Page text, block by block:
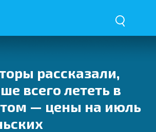
рассказали,
всего лететь в
— цены на июль